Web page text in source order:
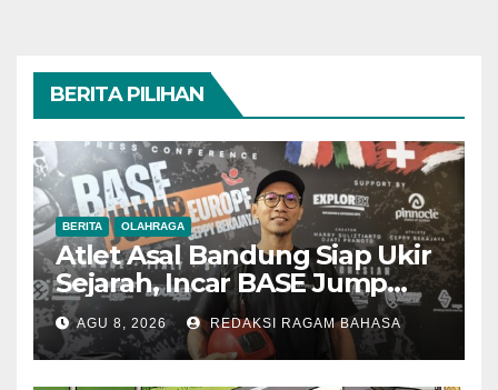
BERITA PILIHAN
BERITA OLAHRAGA
Atlet Asal Bandung Siap Ukir
Sejarah, Incar BASE Jump
dari Eiger Mushroom Swiss
AGU 8, 2026 REDAKSI RAGAM BAHASA